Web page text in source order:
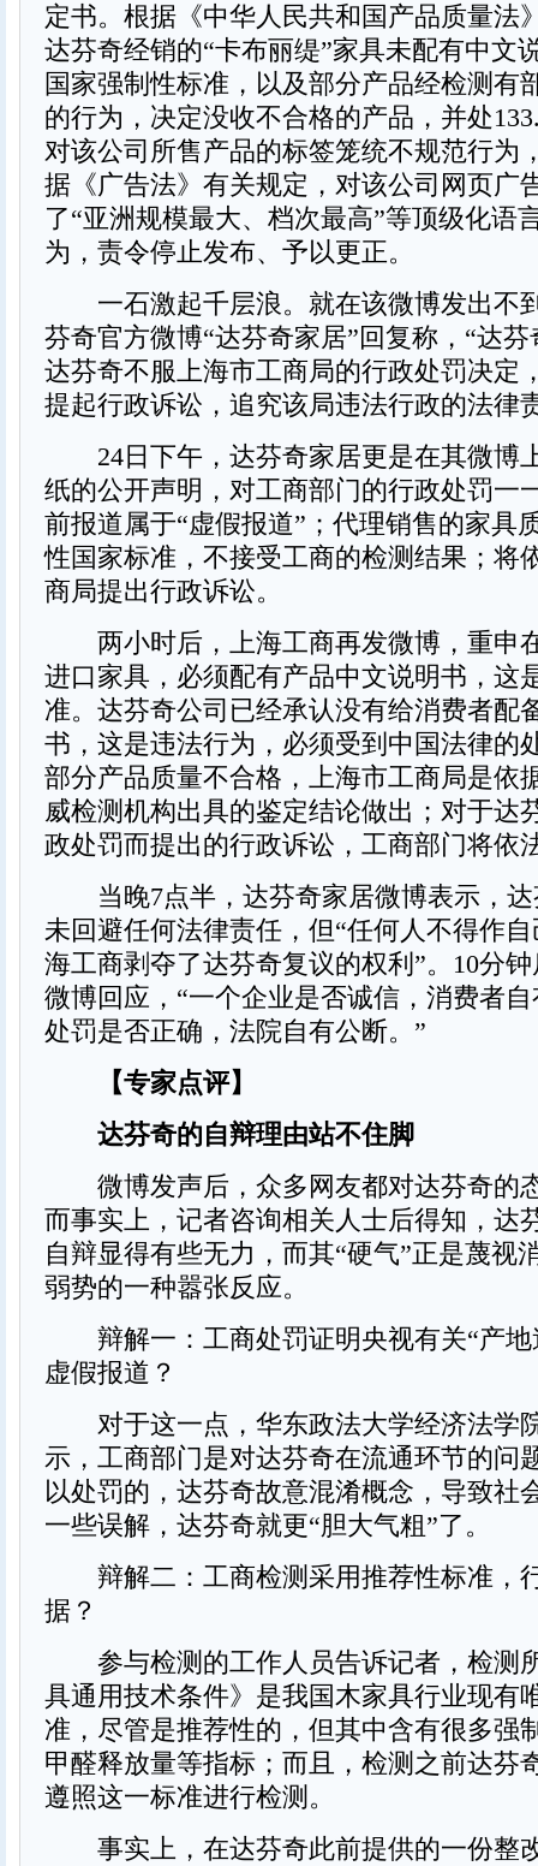
定书。根据《中华人民共和国产品质量法
达芬奇经销的“卡布丽缇”家具未配有中文
国家强制性标准，以及部分产品经检测有
的行为，决定没收不合格的产品，并处
对该公司所售产品的标签笼统不规范行为
据《广告法》有关规定，对该公司网页广
了“亚洲规模最大、档次最高”等顶级化语
为，责令停止发布、予以更正。
一石激起千层浪。就在该微博发出不
芬奇官方微博“达芬奇家居”回复称，“达
达芬奇不服上海市工商局的行政处罚决定
提起行政诉讼，追究该局违法行政的法律
24日下午，达芬奇家居更是在其微博
纸的公开声明，对工商部门的行政处罚一
前报道属于“虚假报道”；代理销售的家具
性国家标准，不接受工商的检测结果；将
商局提出行政诉讼。
两小时后，上海工商再发微博，重申
进口家具，必须配有产品中文说明书，这
准。达芬奇公司已经承认没有给消费者配
书，这是违法行为，必须受到中国法律的
部分产品质量不合格，上海市工商局是依
威检测机构出具的鉴定结论做出；对于达
政处罚而提出的行政诉讼，工商部门将依
当晚7点半，达芬奇家居微博表示，达
未回避任何法律责任，但“任何人不得作
海工商剥夺了达芬奇复议的权利”。10分
微博回应，“一个企业是否诚信，消费者
处罚是否正确，法院自有公断。”
【专家点评】
达芬奇的自辩理由站不住脚
微博发声后，众多网友都对达芬奇的
而事实上，记者咨询相关人士后得知，达
自辩显得有些无力，而其“硬气”正是蔑视
弱势的一种嚣张反应。
辩解一：工商处罚证明央视有关“产地
虚假报道？
对于这一点，华东政法大学经济法学
示，工商部门是对达芬奇在流通环节的问
以处罚的，达芬奇故意混淆概念，导致社
一些误解，达芬奇就更“胆大气粗”了。
辩解二：工商检测采用推荐性标准，
据？
参与检测的工作人员告诉记者，检测
具通用技术条件》是我国木家具行业现有
准，尽管是推荐性的，但其中含有很多强
甲醛释放量等指标；而且，检测之前达芬
遵照这一标准进行检测。
事实上，在达芬奇此前提供的一份整